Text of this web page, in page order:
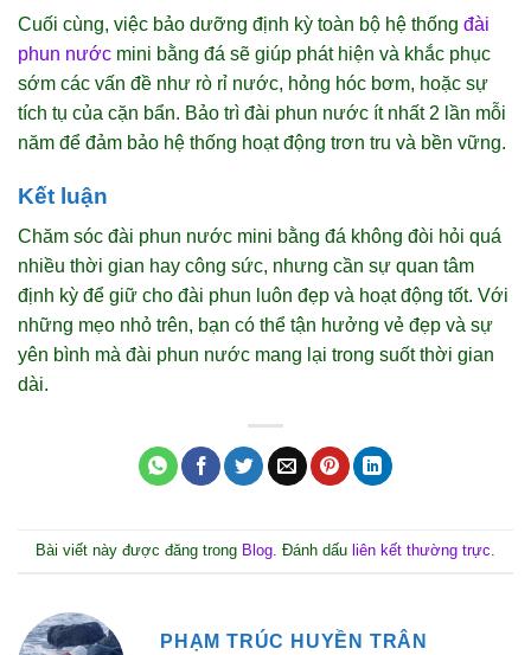
Cuối cùng, việc bảo dưỡng định kỳ toàn bộ hệ thống đài
phun nước mini bằng đá sẽ giúp phát hiện và khắc phục
sớm các vấn đề như rò rỉ nước, hỏng hóc bơm, hoặc sự
tích tụ của cặn bẩn. Bảo trì đài phun nước ít nhất 2 lần mỗi
năm để đảm bảo hệ thống hoạt động trơn tru và bền vững.
Kết luận
Chăm sóc đài phun nước mini bằng đá không đòi hỏi quá
nhiều thời gian hay công sức, nhưng cần sự quan tâm
định kỳ để giữ cho đài phun luôn đẹp và hoạt động tốt. Với
những mẹo nhỏ trên, bạn có thể tận hưởng vẻ đẹp và sự
yên bình mà đài phun nước mang lại trong suốt thời gian
dài.
Bài viết này được đăng trong Blog . Đánh dấu liên kết thường trực
PHẠM TRÚC HUYỀN TRÂN